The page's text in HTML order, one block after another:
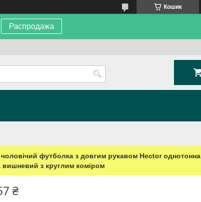
Кошик
Распродажа
чоловічий футболка з довгим рукавом Hector однотонна
вишневий з круглим коміром
₴